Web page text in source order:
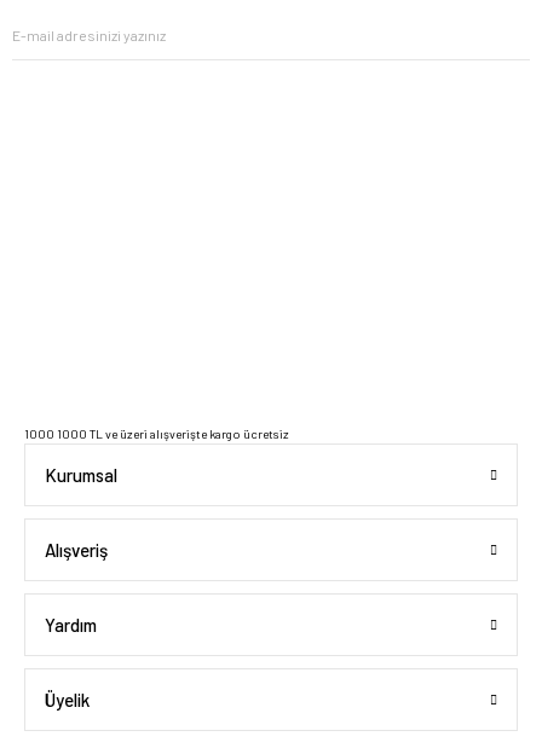
1000 1000 TL ve üzeri alışverişte kargo ücretsiz
Kurumsal
Alışveriş
Yardım
Üyelik